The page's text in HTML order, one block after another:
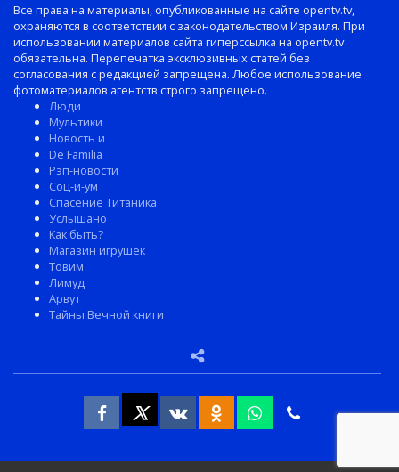
Все права на материалы, опубликованные на сайте opentv.tv,
охраняются в соответствии с законодательством Израиля. При
использовании материалов сайта гиперссылка на opentv.tv
обязательна. Перепечатка эксклюзивных статей без
согласования с редакцией запрещена. Любое использование
фотоматериалов агентств строго запрещено.
Люди
Мультики
Новость и
De Familia
Рэп-новости
Соц-и-ум
Спасение Титаника
Услышано
Как быть?
Магазин игрушек
Товим
Лимуд
Арвут
Тайны Вечной книги